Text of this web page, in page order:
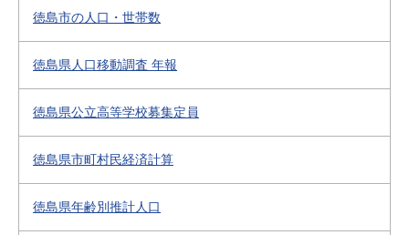
徳島市の人口・世帯数
徳島県人口移動調査 年報
徳島県公立高等学校募集定員
徳島県市町村民経済計算
徳島県年齢別推計人口